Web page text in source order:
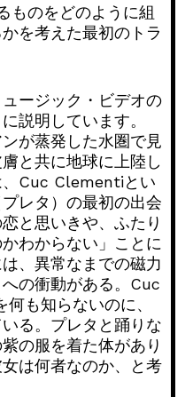
ものをどのように組
を考えた最初のトラ
ージック・ビデオの
説明しています。
が蒸発した水圏で見
と共に地球に上陸し
、Cuc Clementiとい
レタ）の最初の出会
と思いきや、ふたり
わからない」ことに
、異常なまでの磁力
の衝動がある。Cuc
も知らないのに、
る。プレタと踊りな
の服を着た体があり
は何者なのか、と考